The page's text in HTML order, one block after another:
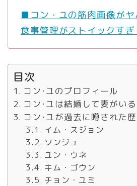
■コン・ユの筋肉画像がヤ
食事管理がストイックすぎ
目次
コン･ユのプロフィール
コン･ユは結婚して妻がいる
コン･ユが過去に噂された
イム・スジョン
ソンジュ
ユン・ウネ
キム・ゴウン
チョン・ユミ